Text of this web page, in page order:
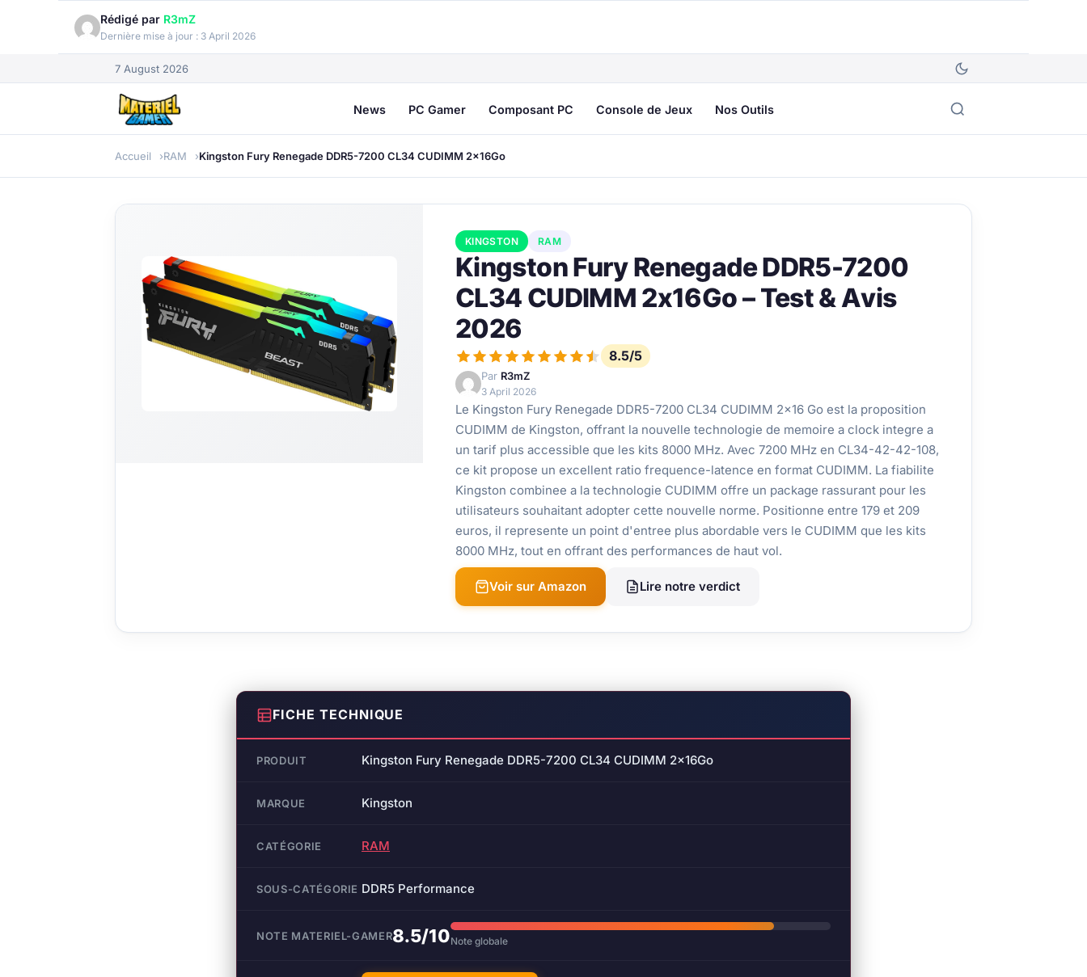
Rédigé par R3mZ
Dernière mise à jour : 3 April 2026
7 August 2026
News PC Gamer Composant PC Console de Jeux Nos Outils
Accueil RAM Kingston Fury Renegade DDR5-7200 CL34 CUDIMM 2x16Go
KINGSTON RAM
Kingston Fury Renegade DDR5-7200
CL34 CUDIMM 2x16Go – Test & Avis
2026
8.5/5
Par R3mZ
3 April 2026
Le Kingston Fury Renegade DDR5-7200 CL34 CUDIMM 2x16 Go est la proposition
CUDIMM de Kingston, offrant la nouvelle technologie de memoire a clock integre a
un tarif plus accessible que les kits 8000 MHz. Avec 7200 MHz en CL34-42-42-108,
ce kit propose un excellent ratio frequence-latence en format CUDIMM. La fiabilite
Kingston combinee a la technologie CUDIMM offre un package rassurant pour les
utilisateurs souhaitant adopter cette nouvelle norme. Positionne entre 179 et 209
euros, il represente un point d'entree plus abordable vers le CUDIMM que les kits
8000 MHz, tout en offrant des performances de haut vol.
Voir sur Amazon Lire notre verdict
FICHE TECHNIQUE
PRODUIT Kingston Fury Renegade DDR5-7200 CL34 CUDIMM 2x16Go
MARQUE Kingston
CATÉGORIE RAM
SOUS-CATÉGORIE DDR5 Performance
NOTE MATERIEL-GAMER8.5/10Note globale